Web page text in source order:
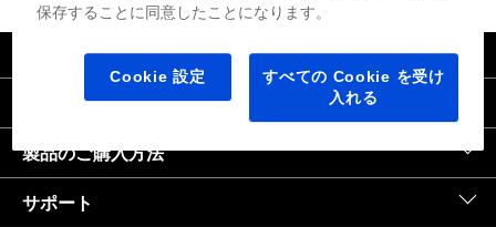
｜United States HP.com
会社情報
製品のご購入方法
サポート
保存することに同意したことになります。
Cookie 設定
すべての Cookie を受け
入れる